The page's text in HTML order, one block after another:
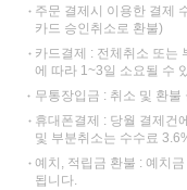
주문 결제시 이용한 결제
카드 승인취소로 환불)
카드결제 : 전체취소 또는
에 따라 1~3일 소요될 수
무통장입금 : 취소 및 환
휴대폰결제 : 당월 결제건
및 부분취소는 수수료
예치, 적립금 환불 : 예치
됩니다.